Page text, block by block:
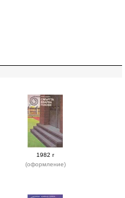
1982 г
(оформление)